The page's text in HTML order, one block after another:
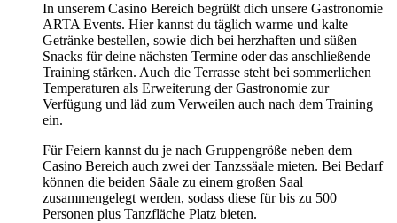
In unserem Casino Bereich begrüßt dich unsere Gastronomie
ARTA Events. Hier kannst du täglich warme und kalte
Getränke bestellen, sowie dich bei herzhaften und süßen
Snacks für deine nächsten Termine oder das anschließende
Training stärken. Auch die Terrasse steht bei sommerlichen
Temperaturen als Erweiterung der Gastronomie zur
Verfügung und läd zum Verweilen auch nach dem Training
ein.
Für Feiern kannst du je nach Gruppengröße neben dem
Casino Bereich auch zwei der Tanzssäale mieten. Bei Bedarf
können die beiden Säale zu einem großen Saal
zusammengelegt werden, sodass diese für bis zu 500
Personen plus Tanzfläche Platz bieten.